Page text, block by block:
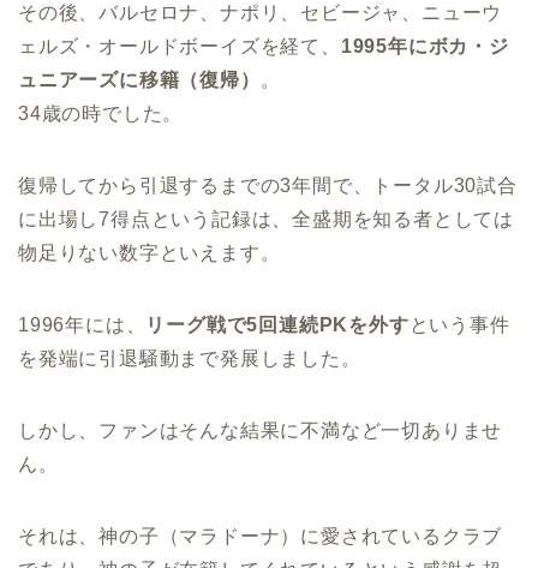
その後、バルセロナ、ナポリ、セビージャ、ニューウ
ェルズ・オールドボーイズを経て、 1995年にボカ・ジ
ュニアーズに移籍（復帰）
。
34歳の時でした。
復帰してから引退するまでの3年間で、トータル30試合
に出場し7得点という記録は、全盛期を知る者としては
物足りない数字といえます。
1996年には、 リーグ戦で5回連続PKを外すという事件
を発端に引退騒動まで発展しました。
しかし、ファンはそんな結果に不満など一切ありませ
ん。
それは、神の子（マラドーナ）に愛されているクラブ